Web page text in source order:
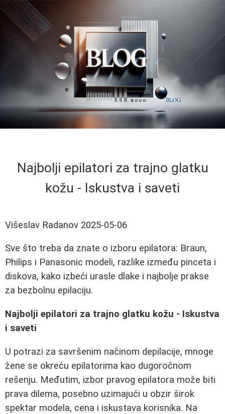
Najbolji epilatori za trajno glatku
kožu - Iskustva i saveti
Višeslav Radanov 2025-05-06
Sve što treba da znate o izboru epilatora: Braun,
Philips i Panasonic modeli, razlike između pinceta i
diskova, kako izbeći urasle dlake i najbolje prakse
za bezbolnu epilaciju.
Najbolji epilatori za trajno glatku kožu - Iskustva
i saveti
U potrazi za savršenim načinom depilacije, mnoge
žene se okreću epilatorima kao dugoročnom
rešenju. Međutim, izbor pravog epilatora može biti
prava dilema, posebno uzimajući u obzir širok
spektar modela, cena i iskustava korisnika. Na